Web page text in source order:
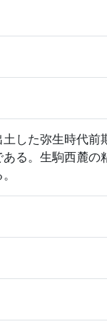
した弥生時代前
る。生駒西麓の